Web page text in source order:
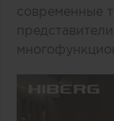
современные